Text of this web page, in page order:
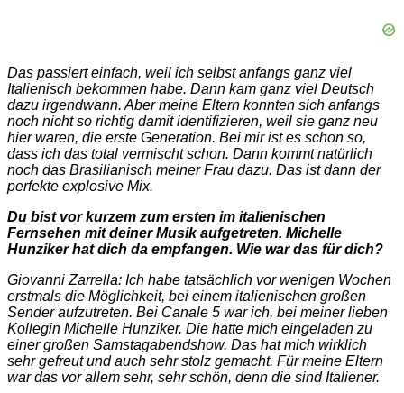
Das passiert einfach, weil ich selbst anfangs ganz viel
Italienisch bekommen habe. Dann kam ganz viel Deutsch
dazu irgendwann. Aber meine Eltern konnten sich anfangs
noch nicht so richtig damit identifizieren, weil sie ganz neu
hier waren, die erste Generation. Bei mir ist es schon so,
dass ich das total vermischt schon. Dann kommt natürlich
noch das Brasilianisch meiner Frau dazu. Das ist dann der
perfekte explosive Mix.
Du bist vor kurzem zum ersten im italienischen
Fernsehen mit deiner Musik aufgetreten. Michelle
Hunziker hat dich da empfangen. Wie war das für dich?
Giovanni Zarrella: Ich habe tatsächlich vor wenigen Wochen
erstmals die Möglichkeit, bei einem italienischen großen
Sender aufzutreten. Bei Canale 5 war ich, bei meiner lieben
Kollegin Michelle Hunziker. Die hatte mich eingeladen zu
einer großen Samstagabendshow. Das hat mich wirklich
sehr gefreut und auch sehr stolz gemacht. Für meine Eltern
war das vor allem sehr, sehr schön, denn die sind Italiener.